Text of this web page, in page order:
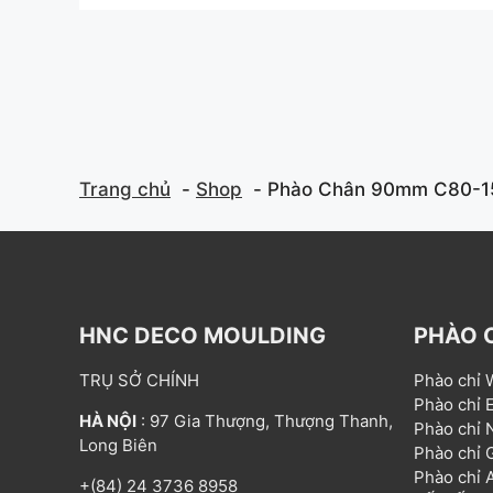
Trang chủ Shop Phào Chân 90mm C80-
HNC DECO MOULDING
TRỤ SỞ CHÍNH
HÀ NỘI : 97 Gia Thượng, Thượng Thanh,
Long Biên
+(84) 24 3736 8958
PHÀO
Phào chỉ
Phào chỉ
Phào chỉ
Phào chỉ
Phào chỉ